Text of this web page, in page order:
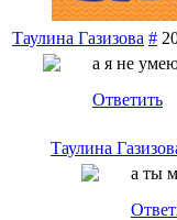
Таулина Газизова #
а я не
Ответить
Таулина
а ты